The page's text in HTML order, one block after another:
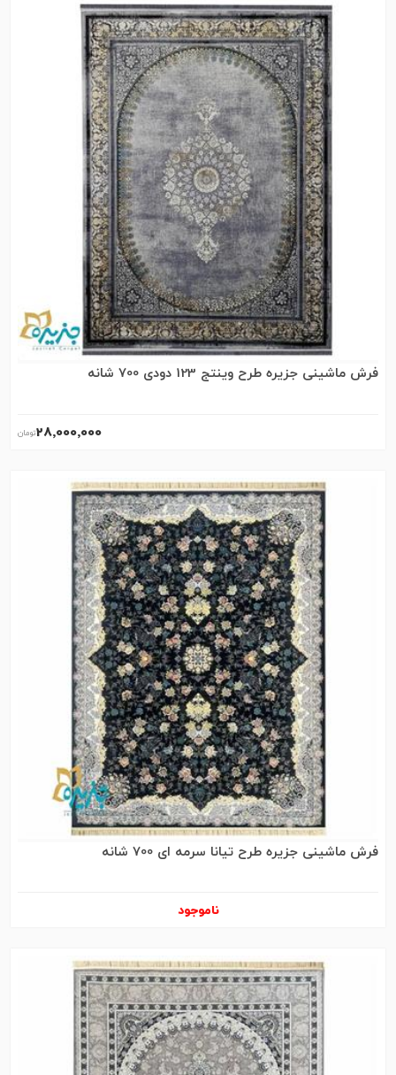
فرش ماشینی جزیره طرح وینتج 123 دودی 700 شانه
28٬000٬000
فرش ماشینی جزیره طرح تیانا سرمه ای 700 شانه
ناموجود